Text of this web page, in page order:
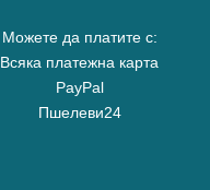
Можете да платите с:
Всяка платежна карта
PayPal
Пшелеви24